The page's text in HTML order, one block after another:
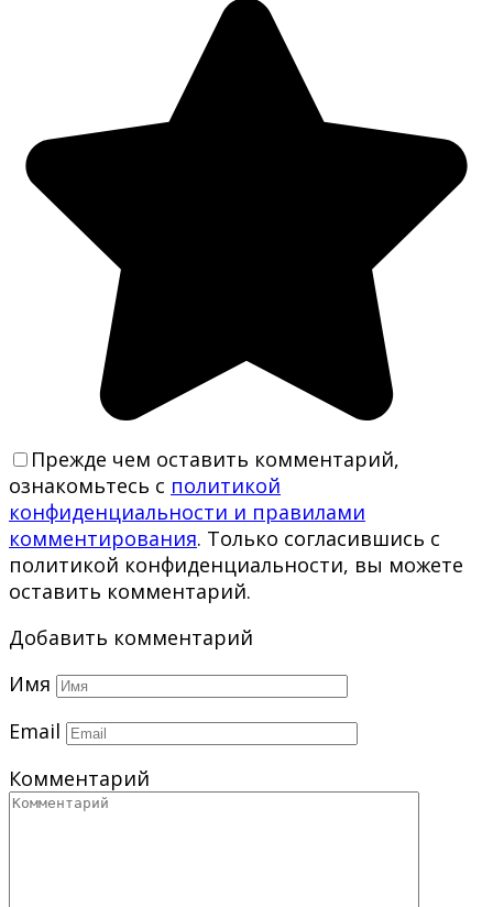
Прежде чем оставить комментарий,
ознакомьтесь с политикой
конфиденциальности и правилами
комментирования. Только согласившись с
политикой конфиденциальности, вы можете
оставить комментарий.
Добавить комментарий
Имя
Email
Комментарий